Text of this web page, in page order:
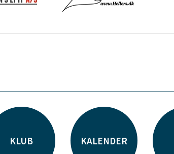
KLUB KALENDER